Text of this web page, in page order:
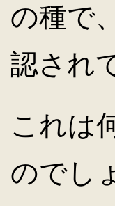
の種で
認され
これは
のでし